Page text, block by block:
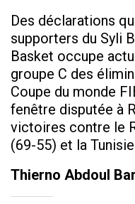
Des déclarations
supporters du Syli
Basket occupe
groupe C des
Coupe du monde
fenêtre disputée à
victoires contre le
(69-55) et la
Thierno Abdoul